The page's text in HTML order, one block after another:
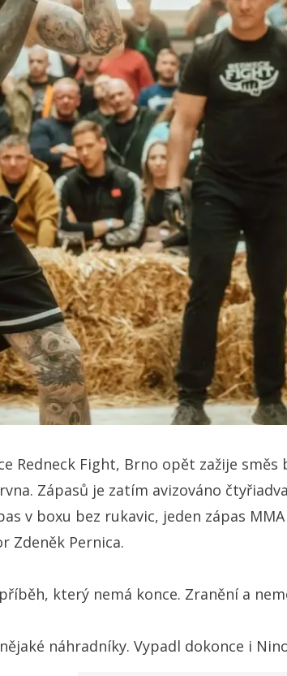
Redneck Fight, Brno opět zažije
Zápasů je zatím avizováno
v boxu bez rukavic, jeden zápas
Zdeněk Pernica.
který nemá konce. Zranění a
náhradníky. Vypadl dokonce i